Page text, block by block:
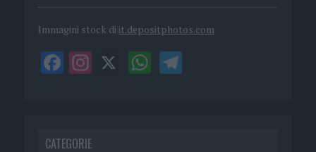
Immagini stock di it.depositphotos.com
CATEGORIE